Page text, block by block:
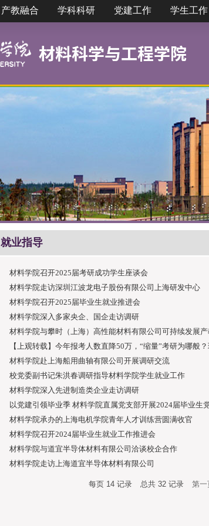
产教融合 学科科研 党建工作 学生工作
就业指导
材料学院召开2025届考研成功学生座谈会
材料学院走访深圳江波龙电子股份有限公司上海研发中心
材料学院召开2025届毕业生就业推进会
材料学院深入多家央企、国企走访调研
材料学院与攀时（上海）高性能材料有限公司可持续发展
【上观转载】今年报考人数直降50万，“缩量”考研为哪般
材料学院赴上海船用曲轴有限公司开展调研交流
校党委副书记朱洪春调研指导材料学院学生就业工作
材料学院深入先进制造类企业走访调研
以党建引领毕业季 材料学院直属党支部开展2024届毕业生
材料学院承办的上海电机学院青年人才训练营圆满收官
材料学院召开2024届毕业生就业工作推进会
材料学院与道宜半导体材料有限公司洽谈校企合作
材料学院走访上海道宜半导体材料有限公司
每页 14 记录 总共 32 记录 第一